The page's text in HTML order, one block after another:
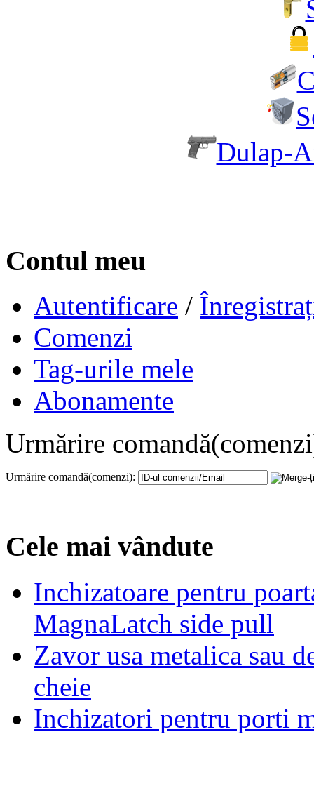
Dulap-
Contul meu
Autentificare /
Comenzi
Tag-urile mele
Abonamente
Urmărire
Urmărire comandă(comenzi):
Cele mai vândute
Inchizatoare pentru
MagnaLatch side pull
Zavor usa metalica sau
cheie
Inchizatori pentru porti